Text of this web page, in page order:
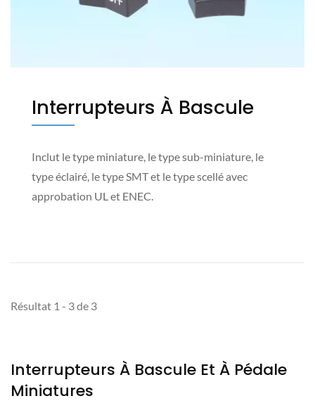
Interrupteurs À Bascule
Inclut le type miniature, le type sub-miniature, le
type éclairé, le type SMT et le type scellé avec
approbation UL et ENEC.
Résultat 1 - 3 de 3
Interrupteurs À Bascule Et À Pédale
Miniatures